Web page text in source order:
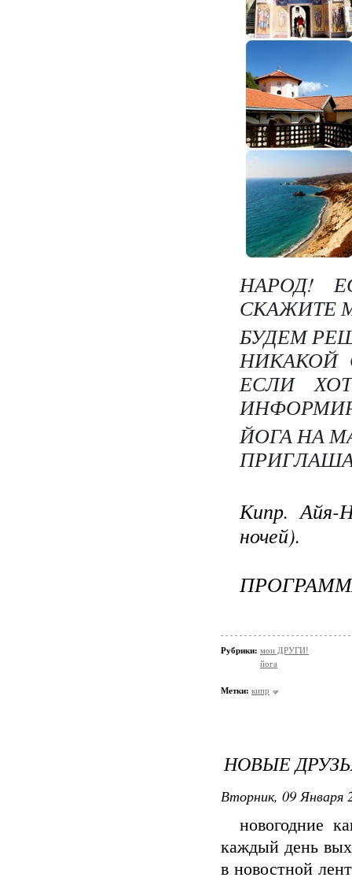
НАРОД!
СКАЖИТЕ
БУДЕМ
НИКАКОЙ
ЕСЛИ
ЙОГА НА
Кипр. Айя-
ночей).
Рубрики: мои ДРУГИ!
йога
Метки: кипр
НОВЫЕ
Вторник, 09 Января
новогодние
каждый день
в новостной